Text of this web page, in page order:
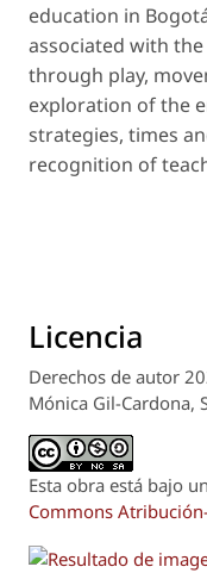
education in
associated with
through play,
exploration of the
strategies, times
recognition of
Licencia
Derechos de autor
Mónica Gil-Cardona,
Esta obra está bajo
Commons